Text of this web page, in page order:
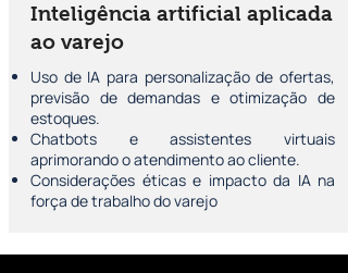
Inteligência artificial aplicada
ao varejo
Uso de IA para personalização de ofertas,
previsão de demandas e otimização de
estoques.
Chatbots e assistentes virtuais
aprimorando o atendimento ao cliente.
Considerações éticas e impacto da IA na
força de trabalho do varejo